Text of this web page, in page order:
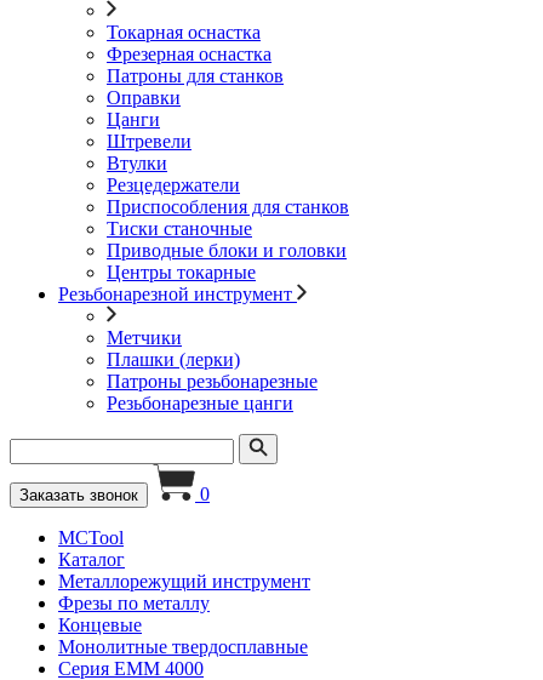
Токарная оснастка
Фрезерная оснастка
Патроны для станков
Оправки
Цанги
Штревели
Втулки
Резцедержатели
Приспособления для станков
Тиски станочные
Приводные блоки и головки
Центры токарные
Резьбонарезной инструмент
Метчики
Плашки (лерки)
Патроны резьбонарезные
Резьбонарезные цанги
Заказать звонок 0
MCTool
Каталог
Металлорежущий инструмент
Фрезы по металлу
Концевые
Монолитные твердосплавные
Серия EMM 4000